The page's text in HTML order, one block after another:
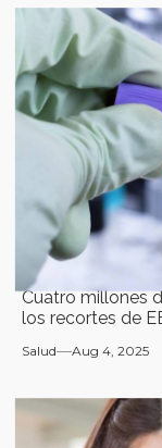
Cuatro millones
los recortes de
Salud Aug 4, 2025